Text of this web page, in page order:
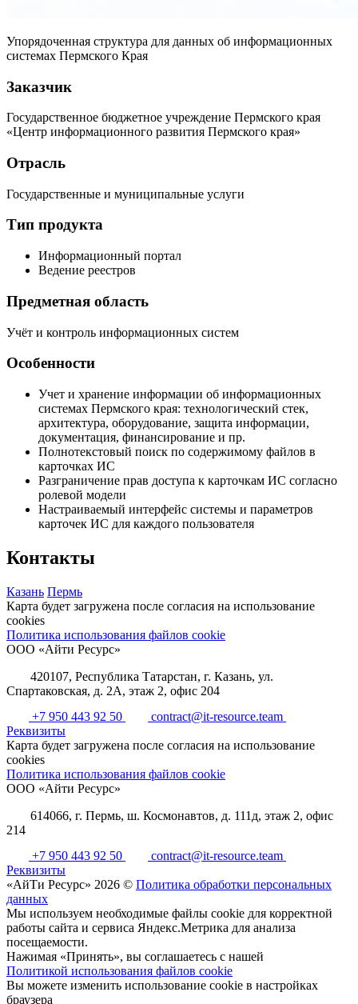
Упорядоченная структура для данных об информационных
системах Пермского Края
Заказчик
Государственное бюджетное учреждение Пермского края
«Центр информационного развития Пермского края»
Отрасль
Государственные и муниципальные услуги
Тип продукта
Информационный портал
Ведение реестров
Предметная область
Учёт и контроль информационных систем
Особенности
Учет и хранение информации об информационных
системах Пермского края: технологический стек,
архитектура, оборудование, защита информации,
документация, финансирование и пр.
Полнотекстовый поиск по содержимому файлов в
карточках ИС
Разграничение прав доступа к карточкам ИС согласно
ролевой модели
Настраиваемый интерфейс системы и параметров
карточек ИС для каждого пользователя
Контакты
Казань Пермь
Карта будет загружена после согласия на использование
cookies
Политика использования файлов cookie
ООО «Айти Ресурс»
420107, Республика Татарстан, г. Казань, ул.
Спартаковская, д. 2А, этаж 2, офис 204
+7 950 443 92 50
contract@it-resource.team
Реквизиты
Карта будет загружена после согласия на использование
cookies
Политика использования файлов cookie
ООО «Айти Ресурс»
614066, г. Пермь, ш. Космонавтов, д. 111д, этаж 2, офис
214
+7 950 443 92 50
contract@it-resource.team
Реквизиты
«АйТи Ресурс» 2026 © Политика обработки персональных
данных
Мы используем необходимые файлы cookie для корректной
работы сайта и сервиса Яндекс.Метрика для анализа
посещаемости.
Нажимая «Принять», вы соглашаетесь с нашей
Политикой использования файлов cookie
Вы можете изменить использование cookie в настройках
браузера